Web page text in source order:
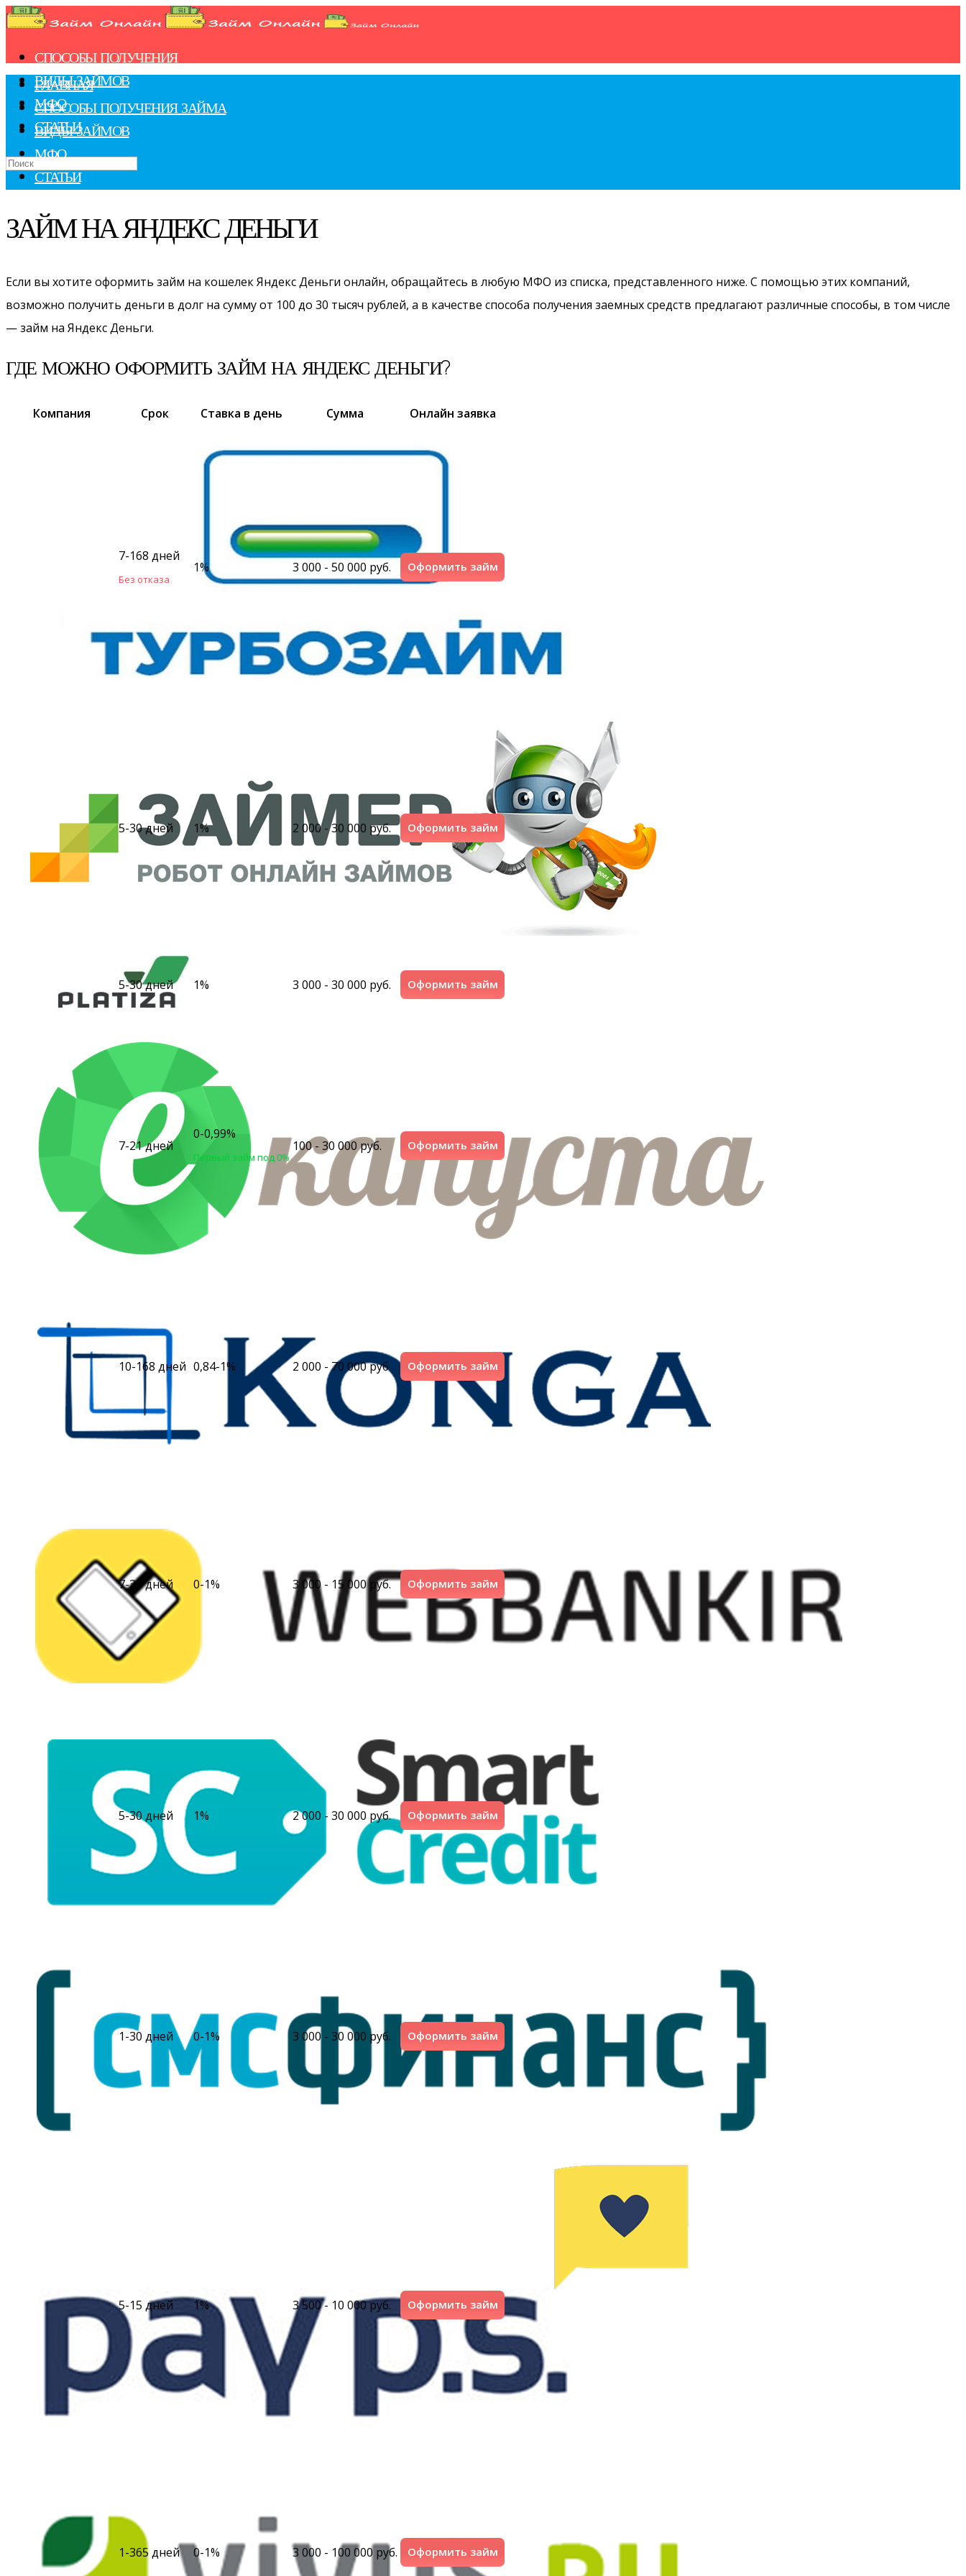
СПОСОБЫ ПОЛУЧЕНИЯ
ВИДЫ ЗАЙМОВ
МФО
СТАТЬИ
ГЛАВНАЯ
СПОСОБЫ ПОЛУЧЕНИЯ ЗАЙМА
ВИДЫ ЗАЙМОВ
МФО
СТАТЬИ
ЗАЙМ НА ЯНДЕКС ДЕНЬГИ
Если вы хотите оформить займ на кошелек Яндекс Деньги онлайн, обращайтесь в любую МФО из списка, представленного ниже. С помощью этих компаний,
возможно получить деньги в долг на сумму от 100 до 30 тысяч рублей, а в качестве способа получения заемных средств предлагают различные способы, в том числе
— займ на Яндекс Деньги.
ГДЕ МОЖНО ОФОРМИТЬ ЗАЙМ НА ЯНДЕКС ДЕНЬГИ?
Компания Срок Ставка в день Сумма Онлайн заявка
7-168 дней
Без отказа
1% 3 000 - 50 000 руб. Оформить займ
5-30 дней 1% 2 000 - 30 000 руб. Оформить займ
5-30 дней 1% 3 000 - 30 000 руб. Оформить займ
7-21 дней
0-0,99%
Первый займ под 0%
100 - 30 000 руб. Оформить займ
10-168 дней 0,84-1% 2 000 - 70 000 руб. Оформить займ
7-30 дней 0-1% 3 000 - 15 000 руб. Оформить займ
5-30 дней 1% 2 000 - 30 000 руб. Оформить займ
1-30 дней 0-1% 3 000 - 30 000 руб. Оформить займ
5-15 дней 1% 3 500 - 10 000 руб. Оформить займ
1-365 дней 0-1% 3 000 - 100 000 руб. Оформить займ